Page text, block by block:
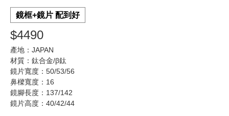
鏡框+鏡片 配到好
$4490
產地：JAPAN
材質：鈦合金/β鈦
鏡片寬度：50/53/56
鼻樑寬度：16
鏡腳長度：137/142
鏡片高度：40/42/44